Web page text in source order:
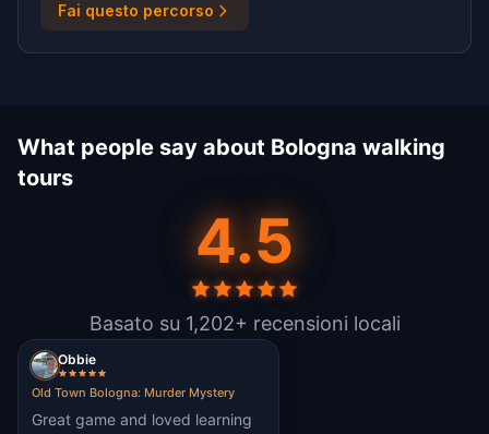
Fai questo percorso
What people say about Bologna walking
tours
4.5
Basato su 1,202+ recensioni locali
Obbie
Old Town Bologna: Murder Mystery
Great game and loved learning